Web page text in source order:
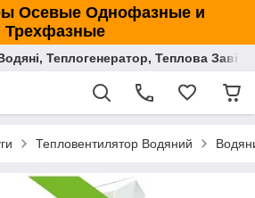
Осевые Однофазные и
Трехфазные
Теплогенератор, Теплова
Тепловентилятор Водяний